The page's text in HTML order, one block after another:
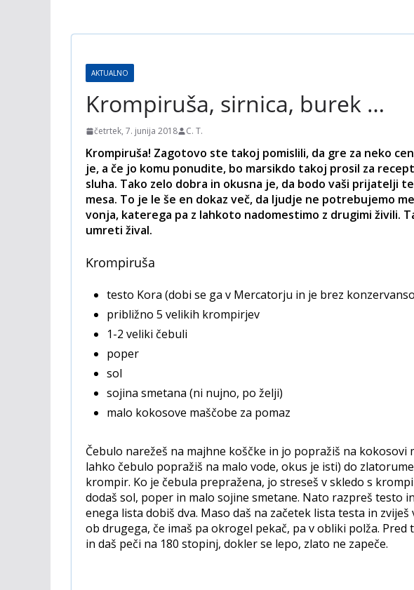
AKTUALNO
Krompiruša, sirnica, burek …
četrtek, 7. junija 2018 C. T.
Krompiruša! Zagotovo ste takoj pomislili, da gre za neko
je, a če jo komu ponudite, bo marsikdo takoj prosil za
sluha. Tako zelo dobra in okusna je, da bodo vaši prijatelji
mesa. To je le še en dokaz več, da ljudje ne potrebujemo
vonja, katerega pa z lahkoto nadomestimo z drugimi živili.
umreti žival.
Krompiruša
testo Kora (dobi se ga v Mercatorju in je brez
približno 5 velikih krompirjev
1-2 veliki čebuli
poper
sol
sojina smetana (ni nujno, po želji)
malo kokosove maščobe za pomaz
Čebulo narežeš na majhne koščke in jo popražiš na kokosovi
lahko čebulo popražiš na malo vode, okus je isti) do
krompir. Ko je čebula prepražena, jo streseš v skledo s
dodaš sol, poper in malo sojine smetane. Nato razpreš testo
enega lista dobiš dva. Maso daš na začetek lista testa in
ob drugega, če imaš pa okrogel pekač, pa v obliki polža. Pred
in daš peči na 180 stopinj, dokler se lepo, zlato ne zapeče.